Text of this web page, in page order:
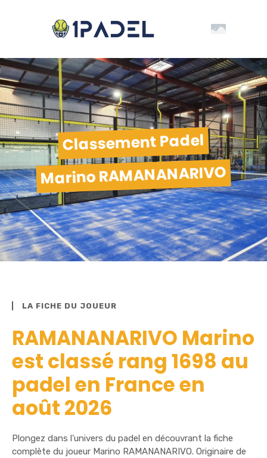
Classement Padel
Marino RAMANANARIVO
LA FICHE DU JOUEUR
RAMANANARIVO Marino
est classé rang 1698 au
padel en France en
août 2026
Plongez dans l’univers du padel en découvrant la fiche
complète du joueur Marino RAMANANARIVO. Originaire de